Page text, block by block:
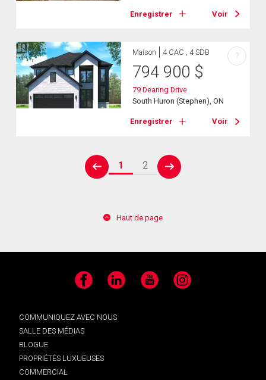
Enregistrer Voir
Maison 4 CAC , 4 SDB
794 900 $
79 Dearing Drive
South Huron (Stephen), ON
Enregistrer Voir
?
prev
1 2
next
Haut de page
Facebook LinkedIn YouTube Instagram
COMMUNIQUEZ AVEC NOUS
SALLE DES MÉDIAS
BLOGUE
PROPRIÉTÉS LUXUEUSES
COMMERCIAL